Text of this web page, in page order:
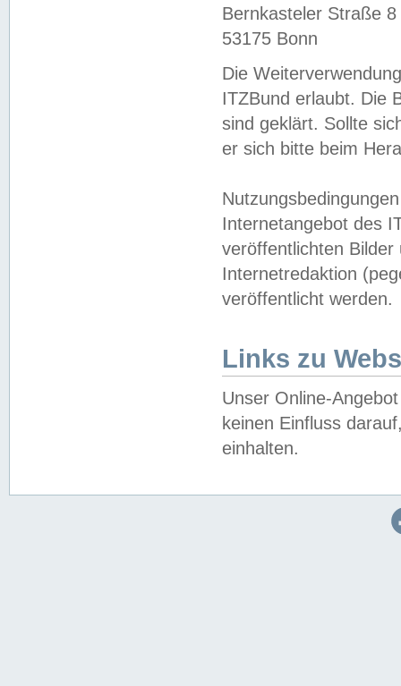
Bernkasteler Straße 8
53175 Bonn
Die
ITZBund erlaubt. Die
sind geklärt. Sollte
er sich bitte beim
Internetangebot des
veröffentlichten
Internetredaktion
veröffentlicht werden.
Links zu
Unser Online-
keinen Einfluss
einhalten.